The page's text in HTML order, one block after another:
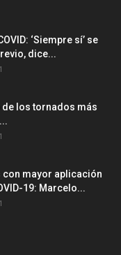
‘Siempre sí’ se
dice...
de los tornados más
con mayor aplicación
19: Marcelo...